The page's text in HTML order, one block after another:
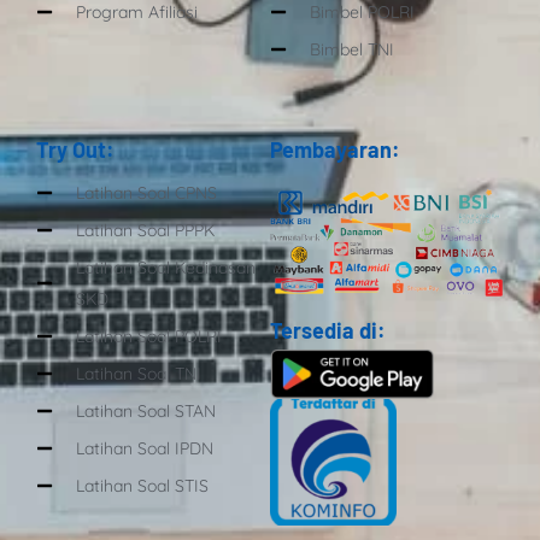
Program Afiliasi
Bimbel POLRI
Bimbel TNI
Try Out:
Latihan Soal CPNS
Latihan Soal PPPK
Latihan Soal Kedinasan
SKD
Latihan Soal POLRI
Latihan Soal TNI
Latihan Soal STAN
Latihan Soal IPDN
Latihan Soal STIS
Pembayaran:
Tersedia di: